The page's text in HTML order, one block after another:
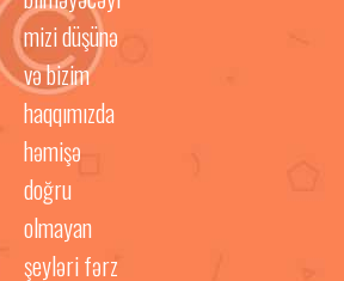
mizi düşünə
və bizim
haqqımızda
həmişə
doğru
olmayan
şeyləri fərz